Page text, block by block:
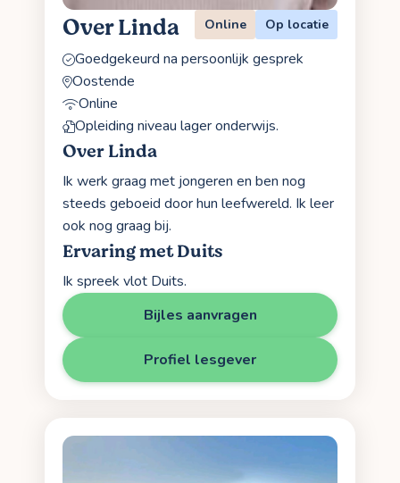
Over Linda Online Op locatie
Goedgekeurd na persoonlijk gesprek
Oostende
Online
Opleiding niveau lager onderwijs.
Over Linda
Ik werk graag met jongeren en ben nog
steeds geboeid door hun leefwereld. Ik leer
ook nog graag bij.
Ervaring met Duits
Ik spreek vlot Duits.
Bijles aanvragen
Profiel lesgever